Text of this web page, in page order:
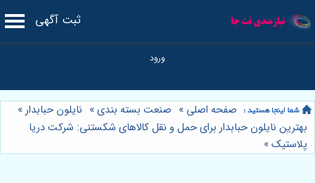
ثبت آگهی
صفحه اصلی » صنعت بسته بندی» نایلون حبابدار»
بهترین نایلون حبابدار برای حمل و نقل کالاهای شکستنی: شرکت دریا
پلاستیک»